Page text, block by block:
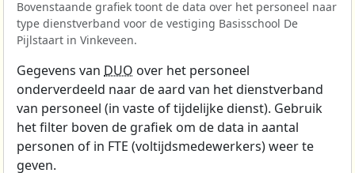
Bovenstaande grafiek toont de data over het personeel naar
type dienstverband voor de vestiging Basisschool De
Pijlstaart in Vinkeveen.
Gegevens van DUO over het personeel
onderverdeeld naar de aard van het dienstverband
van personeel (in vaste of tijdelijke dienst). Gebruik
het filter boven de grafiek om de data in aantal
personen of in FTE (voltijdsmedewerkers) weer te
geven.